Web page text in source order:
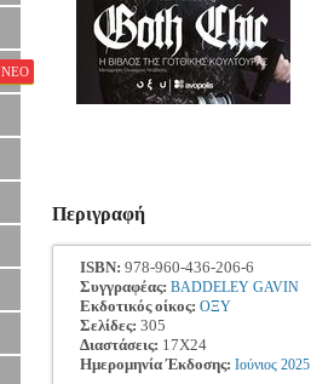
ΝΕΟ
Περιγραφή
ISBN: 978-960-436-206-6
Συγγραφέας: BADDELEY GAVIN
Εκδοτικός οίκος: ΟΞΥ
Σελίδες: 305
Διαστάσεις: 17Χ24
Ημερομηνία Έκδοσης: Ιούνιος 2025